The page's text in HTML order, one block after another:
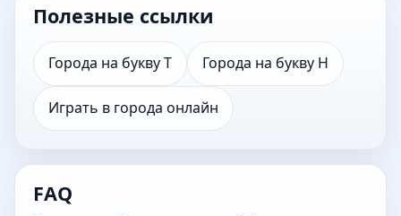
Полезные ссылки
Города на букву Т Города на букву Н
Играть в города онлайн
FAQ